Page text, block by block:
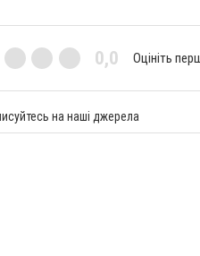
0,0 Оцініть
на наші джерела